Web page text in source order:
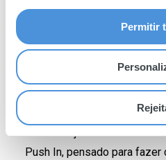
Permitir
dos nossos jeans.
Os novos jeans Faith
Push In, pensado para fazer